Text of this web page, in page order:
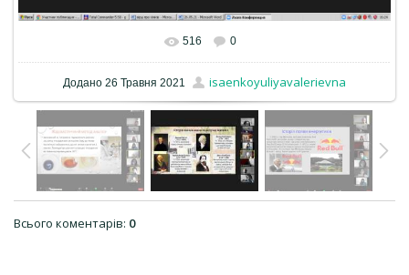
516 0
Додано 26 Травня 2021 isaenkoyuliyavalerievna
Всього коментарів: 0